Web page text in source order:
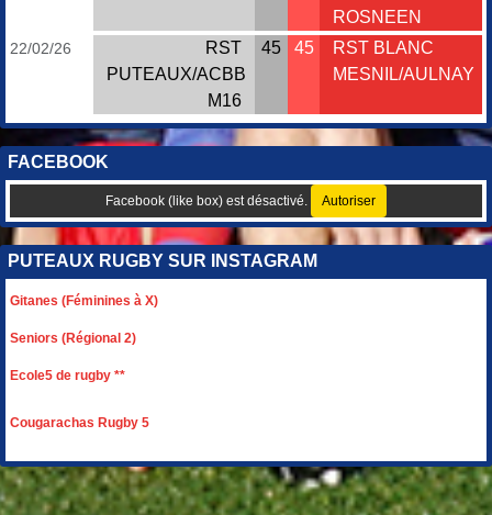
ROSNEEN
22/02/26
RST
PUTEAUX/ACBB
M16
45 45
RST BLANC
MESNIL/AULNAY
FACEBOOK
Facebook (like box) est désactivé. Autoriser
PUTEAUX RUGBY SUR INSTAGRAM
Gitanes (Féminines à X)
Seniors (Régional 2)
Ecole5 de rugby **
Cougarachas Rugby 5